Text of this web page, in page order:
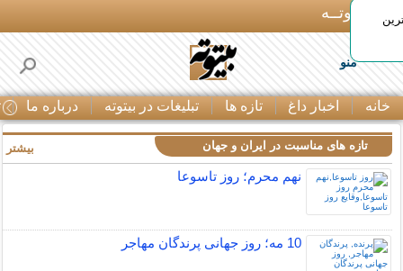
بـیتوتــه
منو
خانه اخبار داغ تازه ها تبلیغات در بیتوته درباره ما
تازه های مناسبت در ایران و جهان
نهم محرم؛ روز تاسوعا
10 مه؛ روز جهانی پرندگان مهاجر
بیشتر